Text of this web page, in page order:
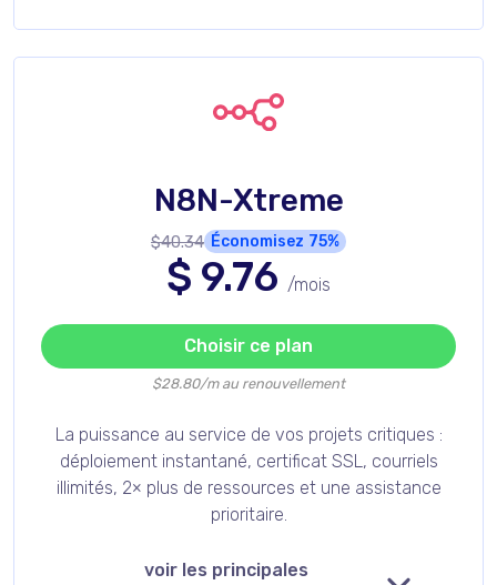
N8N-Xtreme
$40.34 Économisez 75%
$ 9.76 /mois
Choisir ce plan
$28.80/m au renouvellement
La puissance au service de vos projets critiques :
déploiement instantané, certificat SSL, courriels
illimités, 2× plus de ressources et une assistance
prioritaire.
voir les principales